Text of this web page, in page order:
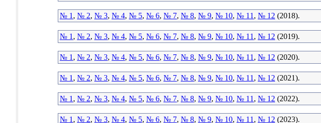
№ 1 , № 2, № 3, № 4, № 5, № 6, № 7, № 8, № 9, № 10, № 11 , № 12 (2018).
№ 1 , № 2, № 3, № 4, № 5, № 6, № 7, № 8, № 9, № 10, № 11 , № 12 (2019).
№ 1 , № 2, № 3, № 4, № 5, № 6, № 7, № 8, № 9, № 10, № 11 , № 12 (2020).
№ 1 , № 2, № 3, № 4, № 5, № 6, № 7, № 8, № 9, № 10, № 11 , № 12 (2021).
№ 1 , № 2, № 3, № 4, № 5, № 6, № 7, № 8, № 9, № 10, № 11 , № 12 (2022).
№ 1 , № 2, № 3, № 4, № 5, № 6, № 7, № 8, № 9, № 10, № 11 , № 12 (2023).